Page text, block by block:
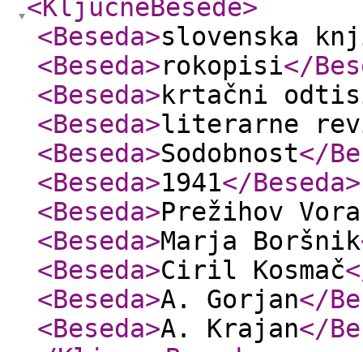
<KljucneBesede>
<Beseda>slovenska
<Beseda>rokopisi</
<Beseda>krtačni
<Beseda>literarne
<Beseda>Sodobnost</
<Beseda>1941</Beseda>
<Beseda>Prežihov
<Beseda>Marja Boršnik
<Beseda>Ciril Kosmač
<Beseda>A. Gorjan</
<Beseda>A. Krajan</